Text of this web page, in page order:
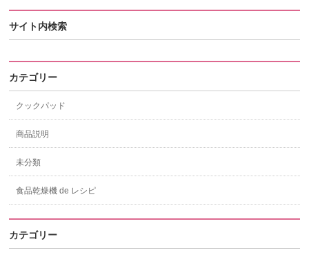
サイト内検索
カテゴリー
クックパッド
商品説明
未分類
食品乾燥機 de レシピ
カテゴリー